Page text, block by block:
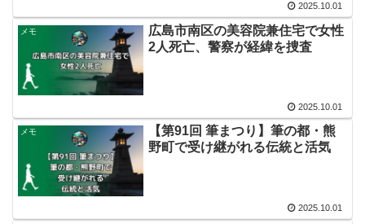
2025.10.01
メモ
広島市南区の美容院兼住宅で女性
2人死亡、警察が経緯を捜査
2025.10.01
メモ
【第91回 筆まつり】筆の都・熊
野町で受け継がれる伝統と活気
2025.10.01